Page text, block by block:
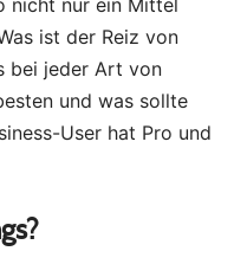
nicht nur ein Mittel
ist der Reiz von
bei jeder Art von
und was sollte
User hat Pro und